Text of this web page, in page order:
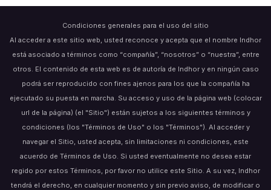
Condiciones generales para el uso del sitio
Al acceder a este sitio web, usted reconoce y acepta que el nombre Indhor
está asociado a términos como “compañía”, “nosotros” o “nuestra”, entre
otros. El contenido de esta web es de autoría de Indhor y en ningún caso
podrá ser reproducido con fines ajenos para los que la compañía ha
ejecutado su puesta en marcha. Su acceso y uso de la página web (colocar
url de la página) (el "Sitio") están sujetos a los siguientes términos y
condiciones (los "Términos de Uso" o los "Términos"). Al acceder y
navegar el Sitio, usted acepta, sin limitaciones ni condiciones, este
acuerdo de Términos de Uso. Si usted eventualmente no desea estar
regido por estos Términos, por favor no utilice este Sitio. A su vez, Indhor
tendrá el derecho, en cualquier momento y sin previo aviso, de modificar o